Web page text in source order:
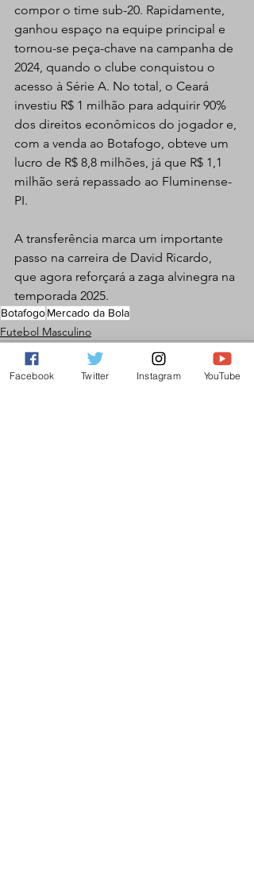
compor o time sub-20. Rapidamente,
ganhou espaço na equipe principal e
tornou-se peça-chave na campanha de
2024, quando o clube conquistou o
acesso à Série A. No total, o Ceará
investiu R$ 1 milhão para adquirir 90%
dos direitos econômicos do jogador e,
com a venda ao Botafogo, obteve um
lucro de R$ 8,8 milhões, já que R$ 1,1
milhão será repassado ao Fluminense-
PI.
A transferência marca um importante
passo na carreira de David Ricardo,
que agora reforçará a zaga alvinegra na
temporada 2025.
BotafogoMercado da Bola
Futebol Masculino
Facebook Twitter Instagram YouTube